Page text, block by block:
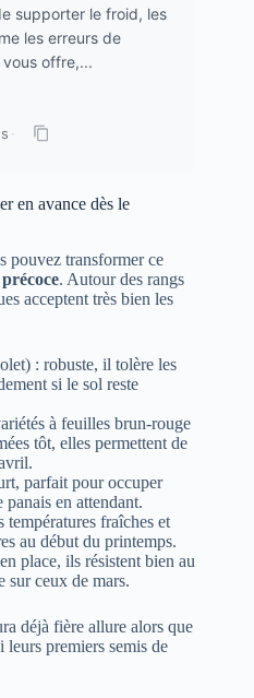
supporter le froid, les
les erreurs de
offre,...
·
en avance dès le
pouvez transformer ce
. Autour des rangs
acceptent très bien les
: robuste, il tolère les
si le sol reste
à feuilles brun-rouge
tôt, elles permettent de
parfait pour occuper
panais en attendant.
températures fraîches et
au début du printemps.
place, ils résistent bien au
sur ceux de mars.
déjà fière allure alors que
leurs premiers semis de